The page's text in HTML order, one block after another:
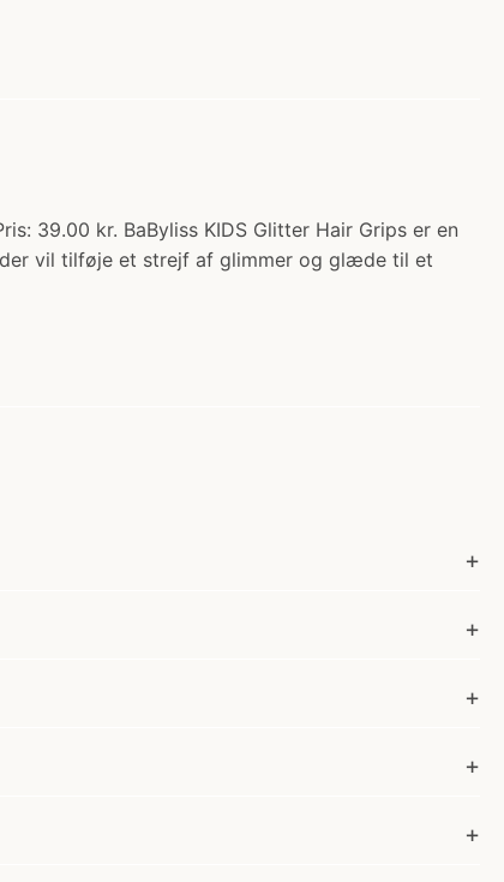
39.00 kr. BaByliss KIDS Glitter Hair Grips er en
vil tilføje et strejf af glimmer og glæde til et